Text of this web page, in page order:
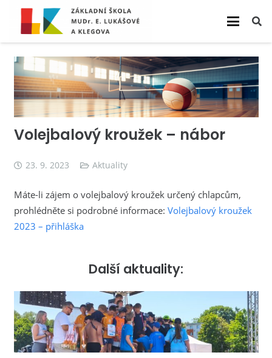
Volejbalový kroužek – nábor
23. 9. 2023 Aktuality
Máte-li zájem o volejbalový kroužek určený chlapcům,
prohlédněte si podrobné informace: Volejbalový kroužek
2023 – přihláška
Další aktuality: